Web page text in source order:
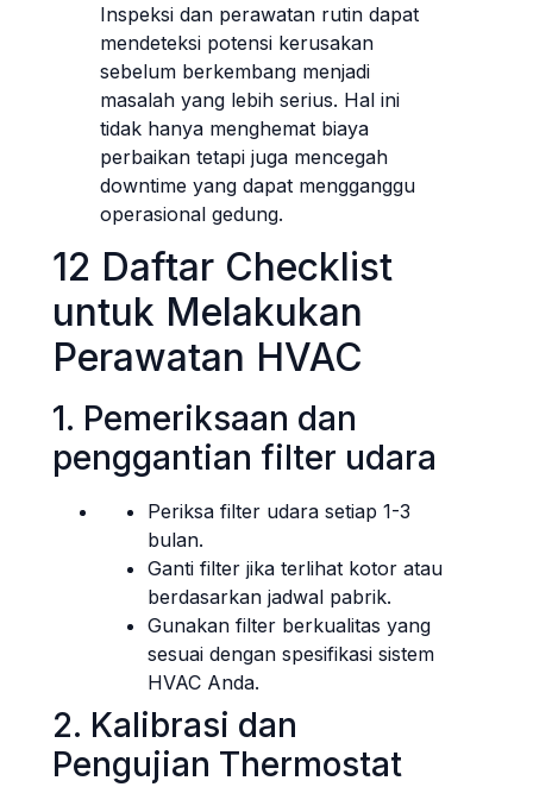
Inspeksi dan perawatan rutin dapat
mendeteksi potensi kerusakan
sebelum berkembang menjadi
masalah yang lebih serius. Hal ini
tidak hanya menghemat biaya
perbaikan tetapi juga mencegah
downtime yang dapat mengganggu
operasional gedung.
12 Daftar Checklist
untuk Melakukan
Perawatan HVAC
1. Pemeriksaan dan
penggantian filter udara
Periksa filter udara setiap 1-3
bulan.
Ganti filter jika terlihat kotor atau
berdasarkan jadwal pabrik.
Gunakan filter berkualitas yang
sesuai dengan spesifikasi sistem
HVAC Anda.
2. Kalibrasi dan
Pengujian Thermostat